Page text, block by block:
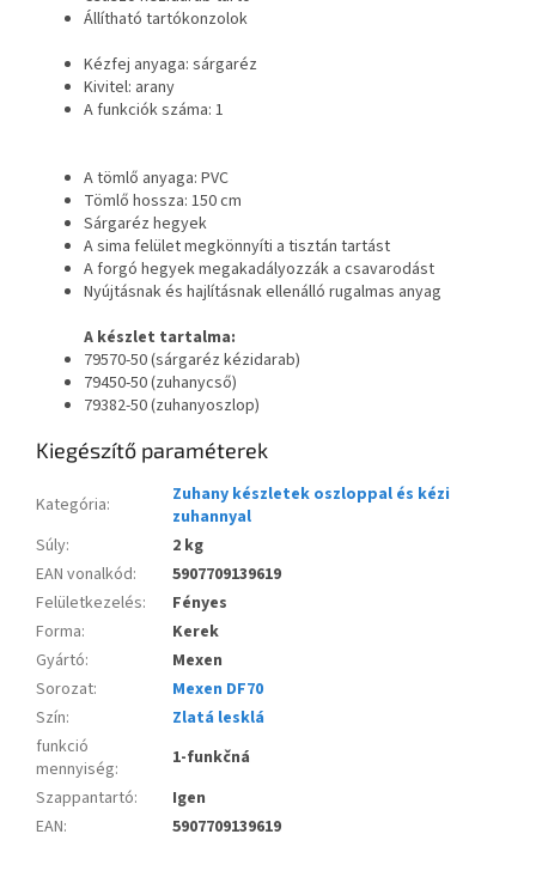
Állítható tartókonzolok
Kézfej anyaga: sárgaréz
Kivitel: arany
A funkciók száma: 1
A tömlő anyaga: PVC
Tömlő hossza: 150 cm
Sárgaréz hegyek
A sima felület megkönnyíti a tisztán tartást
A forgó hegyek megakadályozzák a csavarodást
Nyújtásnak és hajlításnak ellenálló rugalmas anyag
A készlet tartalma:
79570-50 (sárgaréz kézidarab)
79450-50 (zuhanycső)
79382-50 (zuhanyoszlop)
Kiegészítő paraméterek
Kategória:
Zuhany készletek oszloppal és kézi
zuhannyal
Súly:
2 kg
EAN vonalkód:
5907709139619
Felületkezelés:
Fényes
Forma:
Kerek
Gyártó:
Mexen
Sorozat:
Mexen DF70
Szín:
Zlatá lesklá
funkció
mennyiség:
1-funkčná
Szappantartó:
Igen
EAN: 5907709139619